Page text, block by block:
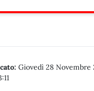
Giovedì 28 Novembre